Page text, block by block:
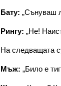
Бату: „Сънуваш
Рингу: „Не!
На следващата
Мъж: „Било е